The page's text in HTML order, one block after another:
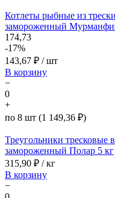
Котлеты рыбные из
замороженный
174,73
-17%
143,67 ₽ / шт
В корзину
−
0
+
по 8 шт (1 149,36 ₽)
Треугольники тресковые
замороженный Полар 5 кг
315,90 ₽ / кг
В корзину
−